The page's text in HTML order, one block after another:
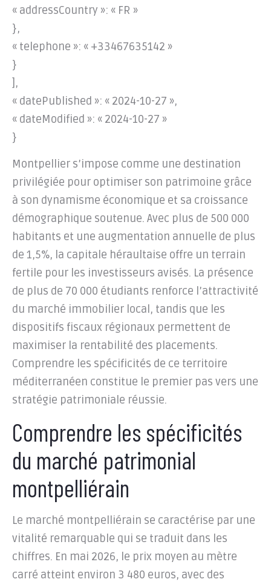
« addressCountry »: « FR »
},
« telephone »: « +33467635142 »
}
],
« datePublished »: « 2024-10-27 »,
« dateModified »: « 2024-10-27 »
}
Montpellier s’impose comme une destination
privilégiée pour optimiser son patrimoine grâce
à son dynamisme économique et sa croissance
démographique soutenue. Avec plus de 500 000
habitants et une augmentation annuelle de plus
de 1,5%, la capitale héraultaise offre un terrain
fertile pour les investisseurs avisés. La présence
de plus de 70 000 étudiants renforce l’attractivité
du marché immobilier local, tandis que les
dispositifs fiscaux régionaux permettent de
maximiser la rentabilité des placements.
Comprendre les spécificités de ce territoire
méditerranéen constitue le premier pas vers une
stratégie patrimoniale réussie.
Comprendre les spécificités
du marché patrimonial
montpelliérain
Le marché montpelliérain se caractérise par une
vitalité remarquable qui se traduit dans les
chiffres. En mai 2026, le prix moyen au mètre
carré atteint environ 3 480 euros, avec des